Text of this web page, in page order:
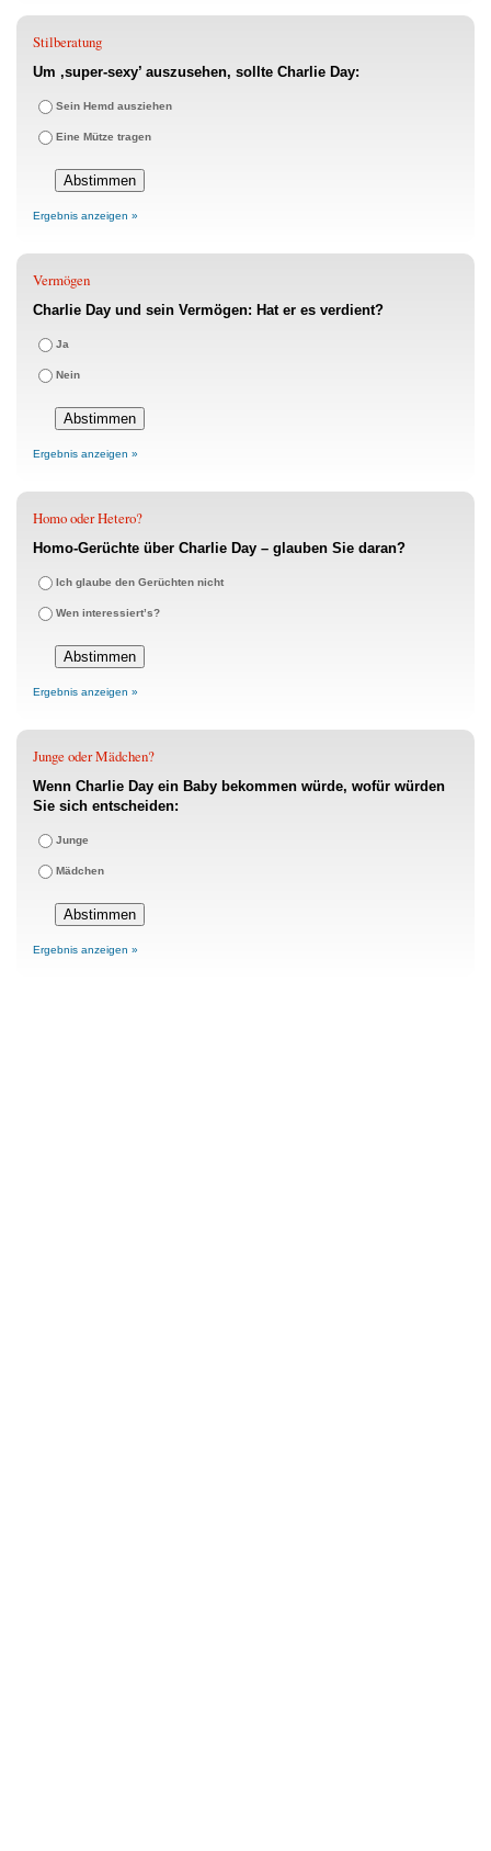
Stilberatung
Um ‚super-sexy’ auszusehen, sollte Charlie Day:
Sein Hemd ausziehen
Eine Mütze tragen
Ergebnis anzeigen »
Vermögen
Charlie Day und sein Vermögen: Hat er es verdient?
Ja
Nein
Ergebnis anzeigen »
Homo oder Hetero?
Homo-Gerüchte über Charlie Day – glauben Sie daran?
Ich glaube den Gerüchten nicht
Wen interessiert’s?
Ergebnis anzeigen »
Junge oder Mädchen?
Wenn Charlie Day ein Baby bekommen würde, wofür würden
Sie sich entscheiden:
Junge
Mädchen
Ergebnis anzeigen »